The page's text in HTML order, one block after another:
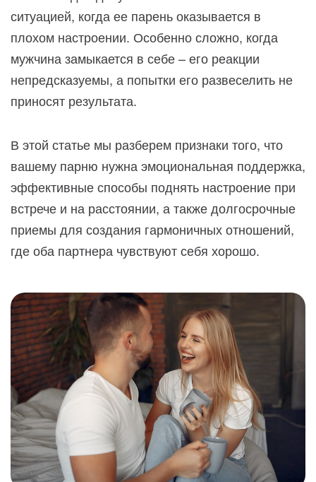
ситуацией, когда ее парень оказывается в
плохом настроении. Особенно сложно, когда
мужчина замыкается в себе – его реакции
непредсказуемы, а попытки его развеселить не
приносят результата.
В этой статье мы разберем признаки того, что
вашему парню нужна эмоциональная поддержка,
эффективные способы поднять настроение при
встрече и на расстоянии, а также долгосрочные
приемы для создания гармоничных отношений,
где оба партнера чувствуют себя хорошо.